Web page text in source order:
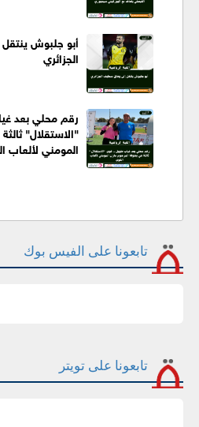
أبو جلبوش
الجزائري
رقم محلي بعد
"الاستقلال"
المومني لألعاب
تابعونا على الفيس بوك
تابعونا على تويتر